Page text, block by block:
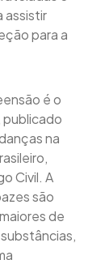
assistir
para a
é o
na
Civil. A
são
de